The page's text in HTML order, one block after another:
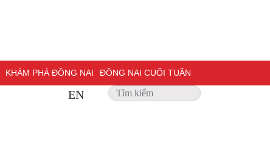
KHÁM PHÁ ĐỒNG NAI ĐỒNG NAI CUỐI TUẦN
TRANG ĐỊA PHƯƠNG ẢNH ĐẸP
EN